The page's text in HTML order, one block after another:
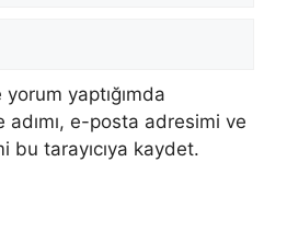
yaptığımda
adımı, e-posta adresimi ve
bu tarayıcıya kaydet.